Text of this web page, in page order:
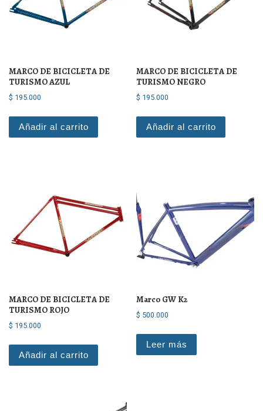
MARCO DE BICICLETA DE
TURISMO AZUL
$ 195.000
Añadir al carrito
MARCO DE BICICLETA DE
TURISMO NEGRO
$ 195.000
Añadir al carrito
MARCO DE BICICLETA DE
TURISMO ROJO
$ 195.000
Añadir al carrito
Marco GW K2
$ 500.000
Leer más